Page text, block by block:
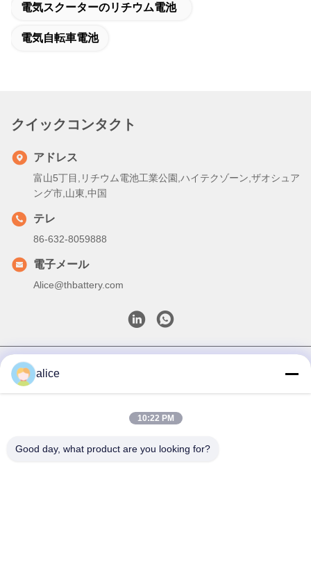
電気スクーターのリチウム電池
電気自転車電池
クイックコンタクト
アドレス
富山5丁目,リチウム電池工業公園,ハイテクゾーン,ザオシュア
ング市,山東,中国
テレ
86-632-8059888
電子メール
Alice@thbattery.com
プライバシーポリシー規約
ウム電池 サプライヤー。Copyright © 2026 Shandong Tian Han
New Energy Technology Co., Ltd. . 複製権所有。
alice
10:22 PM
Good day, what product are you looking for?